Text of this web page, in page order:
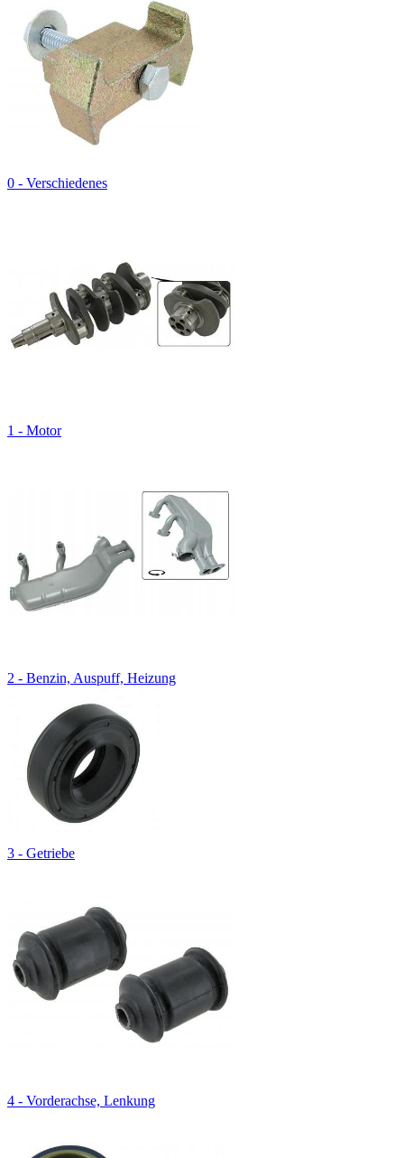
0 - Verschiedenes
1 - Motor
2 - Benzin, Auspuff, Heizung
3 - Getriebe
4 - Vorderachse, Lenkung